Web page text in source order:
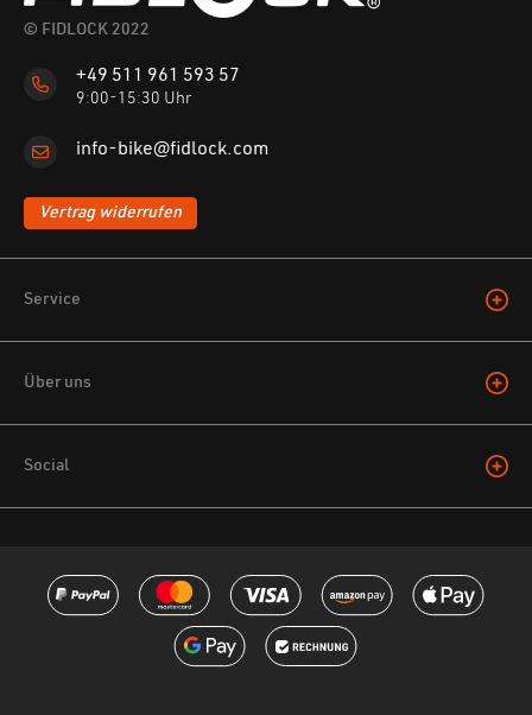
© FIDLOCK 2022
+49 511 961 593 57
9:00-15:30 Uhr
info-bike@fidlock.com
Vertrag widerrufen
Service
Über uns
Social